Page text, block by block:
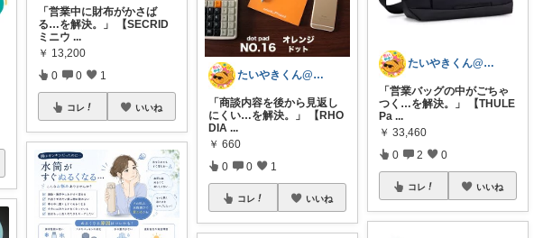
「営業中に財布がかさば
る…を解決。」 【SECRID
ミニウ ...
￥ 13,200
0 0 1
コレ いいね
たいやきくん@経由購入感謝です😊
「商談内容を後から見返し
にくい…を解決。」 【RHO
DIA...
￥ 660
0 0 1
コレ いいね
たいやきくん@経由購入感謝です😊
「営業バッグの中がごちゃ
つく…を解決。」 【THULE
Pa ...
￥ 33,460
0 2 0
コレ いいね